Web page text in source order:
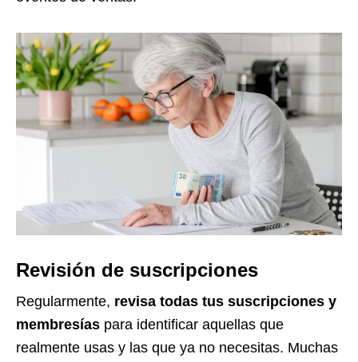
Revisión de suscripciones
Regularmente, revisa todas tus suscripciones y
membresías para identificar aquellas que
realmente usas y las que ya no necesitas. Muchas